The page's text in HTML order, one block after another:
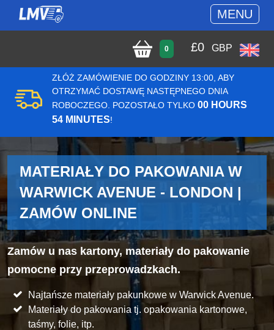
MENU
0 £0 GBP
ZŁÓŻ ZAMÓWIENIE DO GODZINY 13:00, ABY
OTRZYMAĆ DOSTAWĘ NASTĘPNEGO DNIA
ROBOCZEGO. POZOSTAŁO TYLKO 00 HOURS
54 MINUTES!
MATERIAŁY DO PAKOWANIA W
WARWICK AVENUE - LONDON |
ZAMÓW ONLINE
Zamów u nas kartony, materiały do pakowanie
pomocne przy przeprowadzkach.
Najtańsze materiały pakunkowe w Warwick Avenue.
Materiały do pakowania tj. opakowania kartonowe,
taśmy, folie, itp.